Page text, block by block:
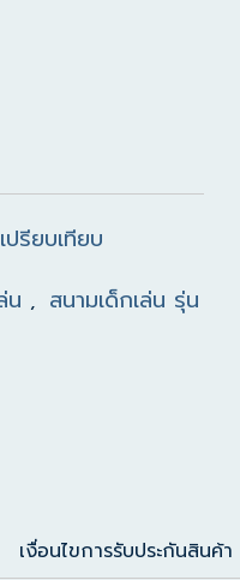
เปรียบเทียบ
น , สนามเด็กเล่น รุ่น
เงื่อนไขการรับประกันสินค้า